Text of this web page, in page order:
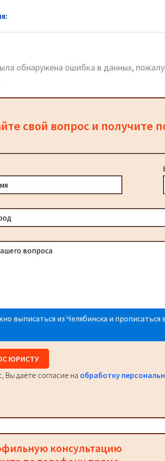
обнаружена ошибка в данных,
свой вопрос и получите
выписаться из Челябинска и
ЮРИСТУ
Вы даёте согласие на обработку
консультацию